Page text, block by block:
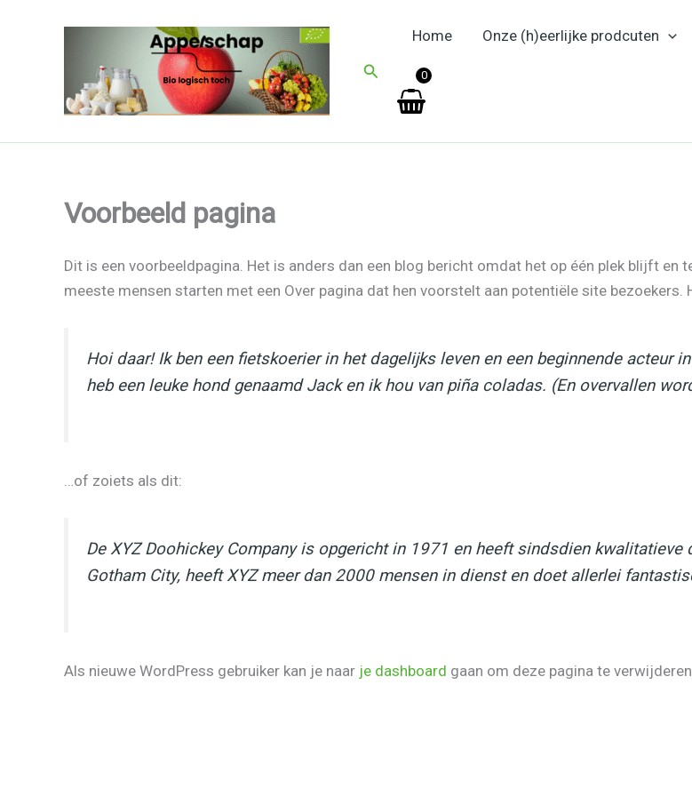
Zoeken
Home Onze (h)eerlijke prodcuten
0
Voorbeeld pagina
Dit is een voorbeeldpagina. Het is anders dan een blog bericht omdat het op één plek blijft en
meeste mensen starten met een Over pagina dat hen voorstelt aan potentiële site bezoekers.
Hoi daar! Ik ben een fietskoerier in het dagelijks leven en een beginnende acteur
heb een leuke hond genaamd Jack en ik hou van piña coladas. (En overvallen
…of zoiets als dit:
De XYZ Doohickey Company is opgericht in 1971 en heeft sindsdien
Gotham City, heeft XYZ meer dan 2000 mensen in dienst en doet allerlei
Als nieuwe WordPress gebruiker kan je naar je dashboard gaan om deze pagina te